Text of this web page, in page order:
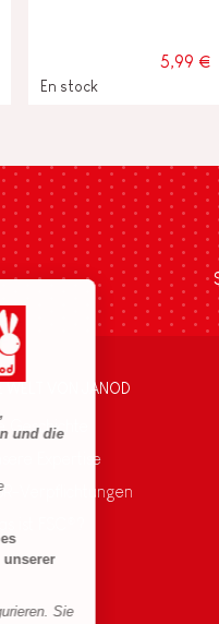
und die
unserer
Sie
5,99 €
En stock
WELT VON JANOD
Geschichte
Expertise
Verpflichtungen